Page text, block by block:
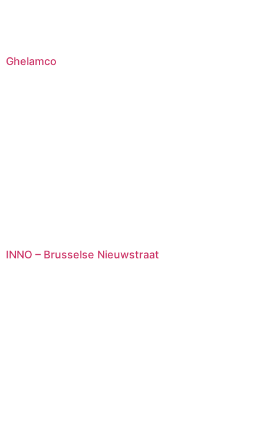
Ghelamco
INNO – Brusselse Nieuwstraat